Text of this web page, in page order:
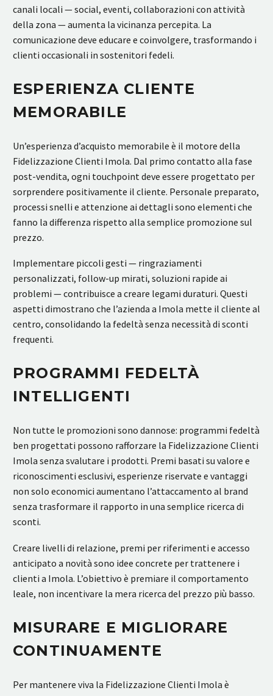
canali locali — social, eventi, collaborazioni con attività
della zona — aumenta la vicinanza percepita. La
comunicazione deve educare e coinvolgere, trasformando i
clienti occasionali in sostenitori fedeli.
ESPERIENZA CLIENTE
MEMORABILE
Un’esperienza d’acquisto memorabile è il motore della
Fidelizzazione Clienti Imola. Dal primo contatto alla fase
post-vendita, ogni touchpoint deve essere progettato per
sorprendere positivamente il cliente. Personale preparato,
processi snelli e attenzione ai dettagli sono elementi che
fanno la differenza rispetto alla semplice promozione sul
prezzo.
Implementare piccoli gesti — ringraziamenti
personalizzati, follow-up mirati, soluzioni rapide ai
problemi — contribuisce a creare legami duraturi. Questi
aspetti dimostrano che l’azienda a Imola mette il cliente al
centro, consolidando la fedeltà senza necessità di sconti
frequenti.
PROGRAMMI FEDELTÀ
INTELLIGENTI
Non tutte le promozioni sono dannose: programmi fedeltà
ben progettati possono rafforzare la Fidelizzazione Clienti
Imola senza svalutare i prodotti. Premi basati su valore e
riconoscimenti esclusivi, esperienze riservate e vantaggi
non solo economici aumentano l’attaccamento al brand
senza trasformare il rapporto in una semplice ricerca di
sconti.
Creare livelli di relazione, premi per riferimenti e accesso
anticipato a novità sono idee concrete per trattenere i
clienti a Imola. L’obiettivo è premiare il comportamento
leale, non incentivare la mera ricerca del prezzo più basso.
MISURARE E MIGLIORARE
CONTINUAMENTE
Per mantenere viva la Fidelizzazione Clienti Imola è